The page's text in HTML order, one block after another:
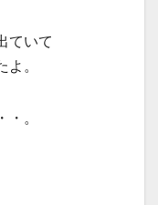
ていて
。
。